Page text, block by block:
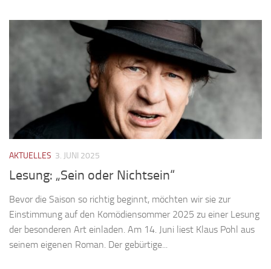
AKTUELLES 3. JUNI 2025
Lesung: „Sein oder Nichtsein“
Bevor die Saison so richtig beginnt, möchten wir sie zur
Einstimmung auf den Komödiensommer 2025 zu einer Lesung
der besonderen Art einladen. Am 14. Juni liest Klaus Pohl aus
seinem eigenen Roman. Der gebürtige...